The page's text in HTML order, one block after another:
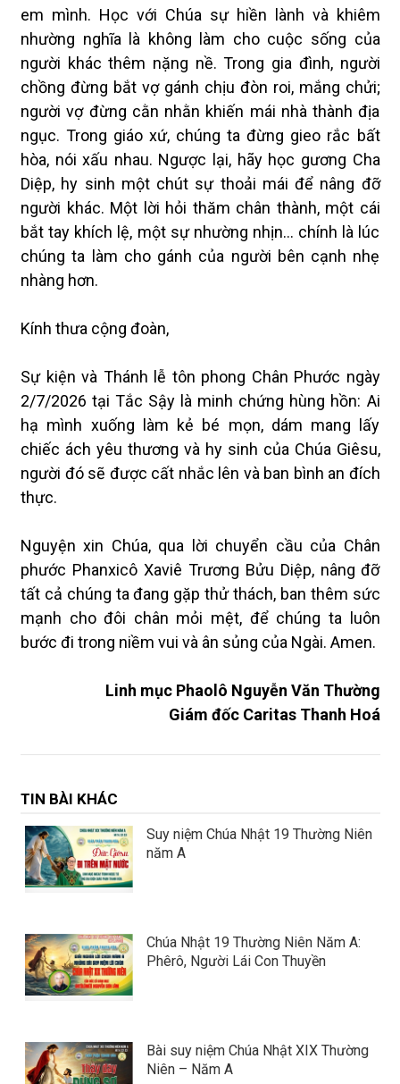
em mình. Học với Chúa sự hiền lành và khiêm
nhường nghĩa là không làm cho cuộc sống của
người khác thêm nặng nề. Trong gia đình, người
chồng đừng bắt vợ gánh chịu đòn roi, mắng chửi;
người vợ đừng cằn nhằn khiến mái nhà thành địa
ngục. Trong giáo xứ, chúng ta đừng gieo rắc bất
hòa, nói xấu nhau. Ngược lại, hãy học gương Cha
Diệp, hy sinh một chút sự thoải mái để nâng đỡ
người khác. Một lời hỏi thăm chân thành, một cái
bắt tay khích lệ, một sự nhường nhịn... chính là lúc
chúng ta làm cho gánh của người bên cạnh nhẹ
nhàng hơn.
Kính thưa cộng đoàn,
Sự kiện và Thánh lễ tôn phong Chân Phước ngày
2/7/2026 tại Tắc Sậy là minh chứng hùng hồn: Ai
hạ mình xuống làm kẻ bé mọn, dám mang lấy
chiếc ách yêu thương và hy sinh của Chúa Giêsu,
người đó sẽ được cất nhắc lên và ban bình an đích
thực.
Nguyện xin Chúa, qua lời chuyển cầu của Chân
phước Phanxicô Xaviê Trương Bửu Diệp, nâng đỡ
tất cả chúng ta đang gặp thử thách, ban thêm sức
mạnh cho đôi chân mỏi mệt, để chúng ta luôn
bước đi trong niềm vui và ân sủng của Ngài. Amen.
Linh mục Phaolô Nguyễn Văn Thường
Giám đốc Caritas Thanh Hoá
TIN BÀI KHÁC
Suy niệm Chúa Nhật 19 Thường Niên
năm A
Chúa Nhật 19 Thường Niên Năm A:
Phêrô, Người Lái Con Thuyền
Bài suy niệm Chúa Nhật XIX Thường
Niên – Năm A